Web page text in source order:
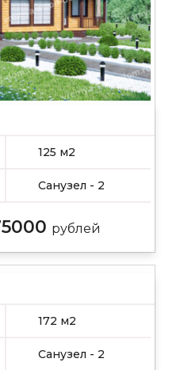
125 м2
Санузел - 2
рублей
172 м2
Санузел - 2